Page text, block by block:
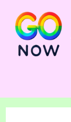
content